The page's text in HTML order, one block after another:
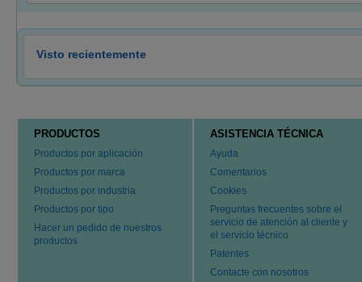
Visto recientemente
PRODUCTOS
Productos por aplicación
Productos por marca
Productos por industria
Productos por tipo
Hacer un pedido de nuestros
productos
ASISTENCIA TÉCNICA
Ayuda
Comentarios
Cookies
Preguntas frecuentes sobre el
servicio de atención al cliente y
el servicio técnico
Patentes
Contacte con nosotros